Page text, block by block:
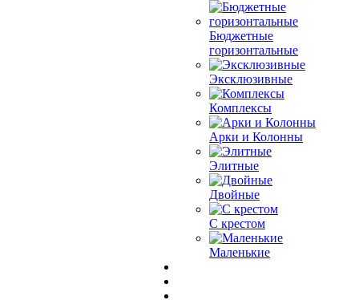
Бюджетные
горизонтальные
Эксклюзивные
Комплексы
Арки и Колонны
Элитные
Двойные
С крестом
Маленькие